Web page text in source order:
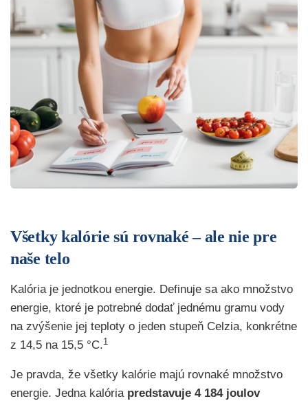
Všetky kalórie sú rovnaké – ale nie pre
naše telo
Kalória je jednotkou energie. Definuje sa ako množstvo
energie, ktoré je potrebné dodať jednému gramu vody
na zvýšenie jej teploty o jeden stupeň Celzia, konkrétne
z 14,5 na 15,5 °C.1
Je pravda, že všetky kalórie majú rovnaké množstvo
energie. Jedna kalória predstavuje 4 184 joulov